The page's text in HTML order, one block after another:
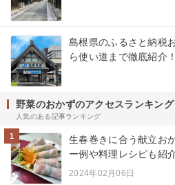
島根県のふるさと納税
ら使い道まで徹底紹介！
野菜のおかずのアクセスランキング
人気のある記事ランキング
1
生春巻きに合う献立お
ー例や料理レシピも紹介
2024年02月06日